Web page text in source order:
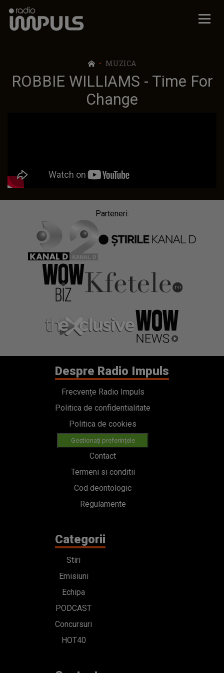
Radio Impuls
MUZICA
ROBBIE WILLIAMS - Time For
Change
Parteneri:
Despre Radio Impuls
Frecvențe Radio Impuls
Politica de confidentialitate
Politica de cookies
Gestionați preferințele
Contact
Termeni si conditii
Cod deontologic
Regulamente
Categorii
Stiri
Emisiuni
Echipa
PODCAST
Concursuri
HOT40